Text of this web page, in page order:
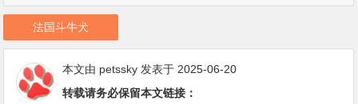
法国斗牛犬
本文由 petssky 发表于 2025-06-20
转载请务必保留本文链接：